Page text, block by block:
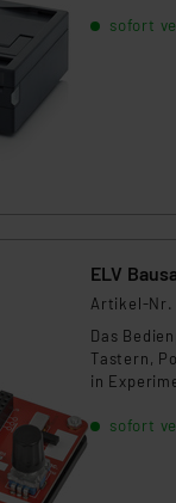
Kommission sowie
Daten, verbundenen
Impressum
sofort
ELV
Artikel-Nr.
Das
Tastern,
in
sofort